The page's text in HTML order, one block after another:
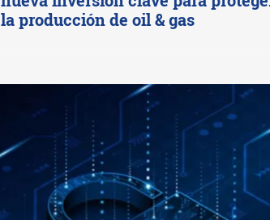
la producción de oil & gas